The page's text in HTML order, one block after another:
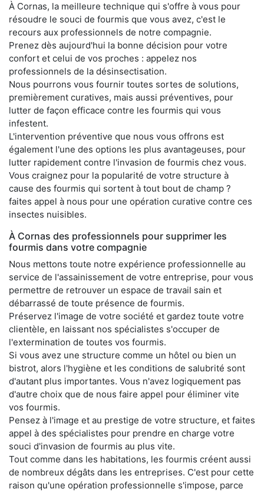
À Cornas, la meilleure technique qui s'offre à vous pour
résoudre le souci de fourmis que vous avez, c'est le
recours aux professionnels de notre compagnie.
Prenez dès aujourd'hui la bonne décision pour votre
confort et celui de vos proches : appelez nos
professionnels de la désinsectisation.
Nous pourrons vous fournir toutes sortes de solutions,
premièrement curatives, mais aussi préventives, pour
lutter de façon efficace contre les fourmis qui vous
infestent.
L'intervention préventive que nous vous offrons est
également l'une des options les plus avantageuses, pour
lutter rapidement contre l'invasion de fourmis chez vous.
Vous craignez pour la popularité de votre structure à
cause des fourmis qui sortent à tout bout de champ ?
faites appel à nous pour une opération curative contre ces
insectes nuisibles.
À Cornas des professionnels pour supprimer les
fourmis dans votre compagnie
Nous mettons toute notre expérience professionnelle au
service de l'assainissement de votre entreprise, pour vous
permettre de retrouver un espace de travail sain et
débarrassé de toute présence de fourmis.
Préservez l'image de votre société et gardez toute votre
clientèle, en laissant nos spécialistes s'occuper de
l'extermination de toutes vos fourmis.
Si vous avez une structure comme un hôtel ou bien un
bistrot, alors l'hygiène et les conditions de salubrité sont
d'autant plus importantes. Vous n'avez logiquement pas
d'autre choix que de nous faire appel pour éliminer vite
vos fourmis.
Pensez à l'image et au prestige de votre structure, et faites
appel à des spécialistes pour prendre en charge votre
souci d'invasion de fourmis au plus vite.
Tout comme dans les habitations, les fourmis créent aussi
de nombreux dégâts dans les entreprises. C'est pour cette
raison qu'une opération professionnelle s'impose, parce